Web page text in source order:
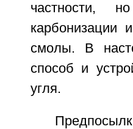
частности,
карбонизации
смолы. В
способ и
угля.